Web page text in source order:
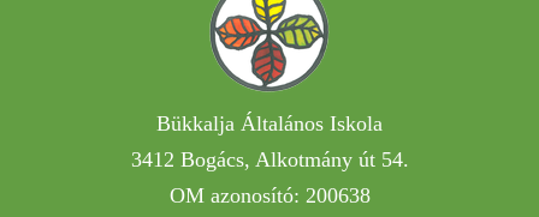
Bükkalja Általános Iskola
3412 Bogács, Alkotmány út 54.
OM azonosító: 200638